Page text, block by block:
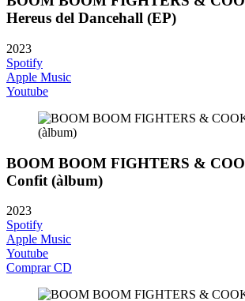
Hereus del Dancehall (EP)
2023
Spotify
Apple Music
Youtube
BOOM BOOM FIGHTERS &
Confit (àlbum)
2023
Spotify
Apple Music
Youtube
Comprar CD